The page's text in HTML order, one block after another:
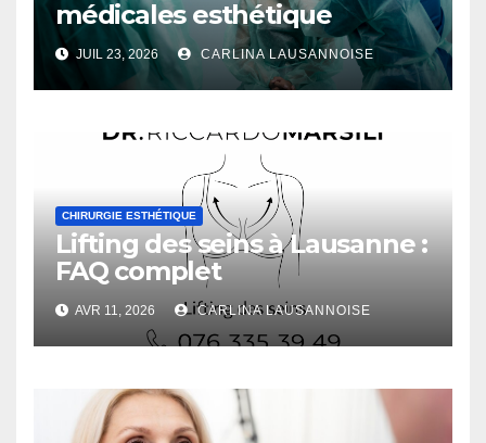
médicales esthétique
JUIL 23, 2026 CARLINA LAUSANNOISE
CHIRURGIE ESTHÉTIQUE
Lifting des seins à Lausanne :
FAQ complet
AVR 11, 2026 CARLINA LAUSANNOISE